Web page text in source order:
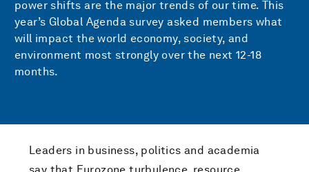
power shifts are the major trends of our time. This
year’s Global Agenda survey asked members what
will impact the world economy, society, and
environment most strongly over the next 12-18
months.
Leaders in business, politics and academia